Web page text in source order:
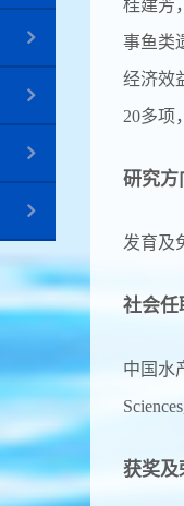
桂建芳
事鱼类
经济效
20多项
研究方
发育及
社会任
中国水
获奖及